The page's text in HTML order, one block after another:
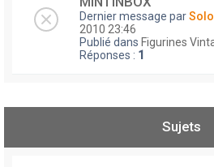
Dernier message par
2010 23:46
Publié dans Figurines
Réponses : 1
Sujets